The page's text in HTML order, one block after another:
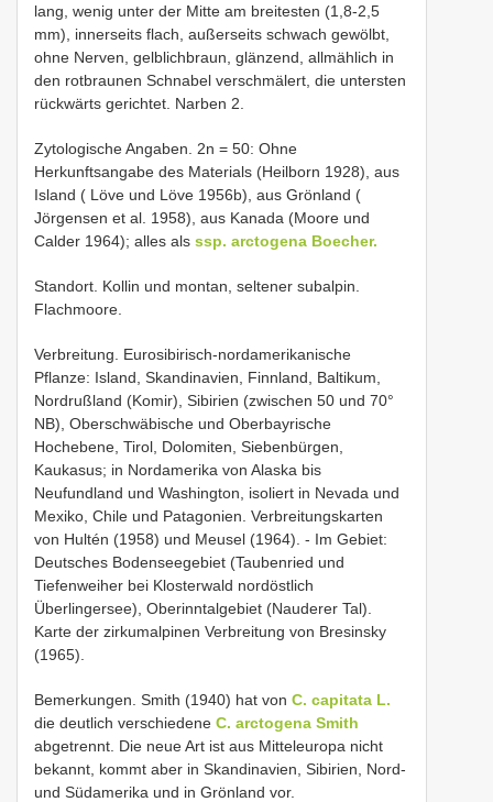
lang, wenig unter der Mitte am breitesten (1,8-2,5
mm), innerseits flach, außerseits schwach gewölbt,
ohne Nerven, gelblichbraun, glänzend, allmählich in
den rotbraunen Schnabel verschmälert, die untersten
rückwärts gerichtet. Narben 2.
Zytologische Angaben. 2n = 50: Ohne
Herkunftsangabe des Materials (Heilborn 1928), aus
Island ( Löve und Löve 1956b), aus Grönland (
Jörgensen et al. 1958), aus Kanada (Moore und
Calder 1964); alles als ssp. arctogena Boecher.
Standort. Kollin und montan, seltener subalpin.
Flachmoore.
Verbreitung. Eurosibirisch-nordamerikanische
Pflanze: Island, Skandinavien, Finnland, Baltikum,
Nordrußland (Komir), Sibirien (zwischen 50 und 70°
NB), Oberschwäbische und Oberbayrische
Hochebene, Tirol, Dolomiten, Siebenbürgen,
Kaukasus; in Nordamerika von Alaska bis
Neufundland und Washington, isoliert in Nevada und
Mexiko, Chile und Patagonien. Verbreitungskarten
von Hultén (1958) und Meusel (1964). - Im Gebiet:
Deutsches Bodenseegebiet (Taubenried und
Tiefenweiher bei Klosterwald nordöstlich
Überlingersee), Oberinntalgebiet (Nauderer Tal).
Karte der zirkumalpinen Verbreitung von Bresinsky
(1965).
Bemerkungen. Smith (1940) hat von C. capitata L.
die deutlich verschiedene C. arctogena Smith
abgetrennt. Die neue Art ist aus Mitteleuropa nicht
bekannt, kommt aber in Skandinavien, Sibirien, Nord-
und Südamerika und in Grönland vor.